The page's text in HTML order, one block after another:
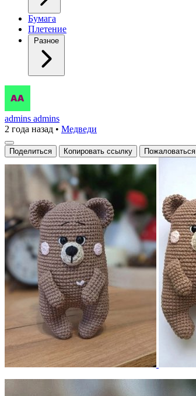
Бумага
Плетение
Разное
Мишка
admins admins
2 года назад • Медведи
Поделиться Копировать ссылку Пожаловаться